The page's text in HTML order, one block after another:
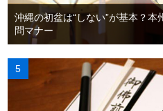
沖縄の初盆は“しない”が基本？
問マナー